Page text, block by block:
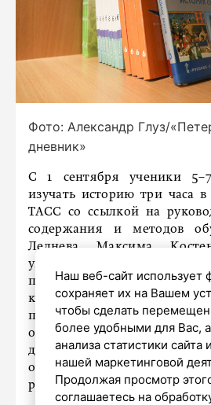
Фото: Александр Глуз/
дневник»
С 1 сентября ученики
изучать историю три часа
ТАСС со ссылкой на
содержания и методов
Леднева Максима
увеличение часов истории
планируется только с
количество часов
прибавления изучения
объяснил Костенко. «С 1
добавляется курс «История
один час в неделю, всего
рассказал он.
Наш веб-сайт использует
сохраняет их на Вашем
чтобы сделать
более удобными для Вас,
анализа статистики сайта
нашей маркетинговой
Продолжая просмотр
соглашаетесь на